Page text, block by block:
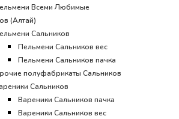
Всеми Любимые
(Алтай)
Сальников
Пельмени Сальников вес
Пельмени Сальников пачка
полуфабрикаты Сальников
Сальников
Вареники Сальников пачка
Вареники Сальников вес